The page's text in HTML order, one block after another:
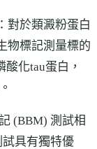
：對於類澱粉蛋白
物標記測量標的
化tau蛋白，
(BBM) 測試相
試具有獨特優